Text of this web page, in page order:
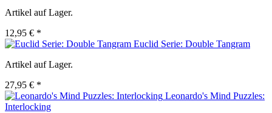
Artikel auf Lager.
12,95 € *
Euclid Serie: Double Tangram
Artikel auf Lager.
27,95 € *
Leonardo's Mind Puzzles:
Interlocking